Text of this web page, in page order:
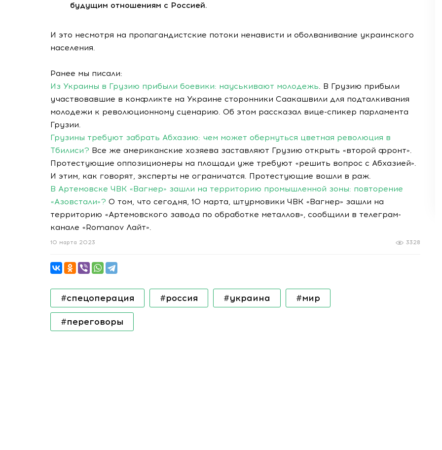
будущим отношениям с Россией.
И это несмотря на пропагандистские потоки ненависти и оболванивание украинского
населения.
Ранее мы писали:
Из Украины в Грузию прибыли боевики: науськивают молодежь. В Грузию прибыли
участвовавшие в конфликте на Украине сторонники Саакашвили для подталкивания
молодежи к революционному сценарию. Об этом рассказал вице-спикер парламента
Грузии.
Грузины требуют забрать Абхазию: чем может обернуться цветная революция в
Тбилиси? Все же американские хозяева заставляют Грузию открыть «второй фронт».
Протестующие оппозиционеры на площади уже требуют «решить вопрос с Абхазией».
И этим, как говорят, эксперты не ограничатся. Протестующие вошли в раж.
В Артемовске ЧВК «Вагнер» зашли на территорию промышленной зоны: повторение
«Азовстали»? О том, что сегодня, 10 марта, штурмовики ЧВК «Вагнер» зашли на
территорию «Артемовского завода по обработке металлов», сообщили в телеграм-
канале «Romanov Лайт».
3328
10 марта 2023
#спецоперация #россия #украина #мир
#переговоры